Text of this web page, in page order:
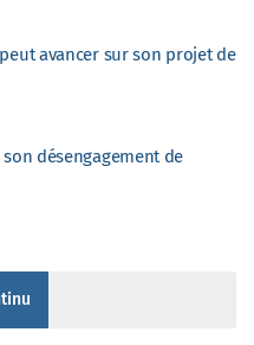
avancer sur son projet de
désengagement de